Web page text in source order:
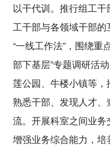
以干代训。推行组工
工干部与各领域干部
“一线工作法”，围绕重
部下基层”专题调研活
莲公园、牛楼小镇等，
熟悉干部、发现人才
流。开展科室之间业务
增强业务综合能力，培